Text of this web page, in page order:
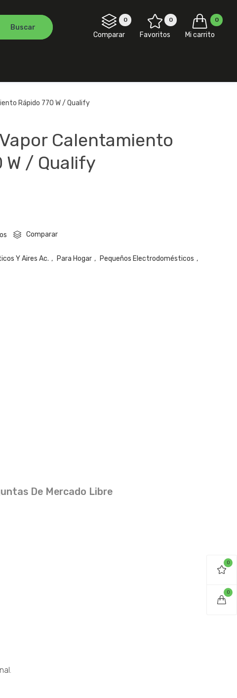
0
Comparar
0
Favoritos
0
Mi carrito
Rápido 770 W / Qualify
Calentamiento
W / Qualify
Comparar
Y Aires Ac. , Para Hogar , Pequeños Electrodomésticos ,
De Mercado Libre
0
0